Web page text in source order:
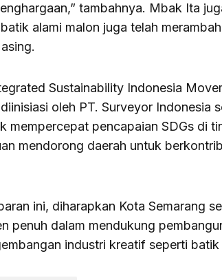
tambahnya. Mbak Ita
alami malon juga telah
Sustainability Indonesia
oleh PT. Surveyor Indonesia
mempercepat pencapaian SDGs di
mendorong daerah untuk
ini, diharapkan Kota Semarang
penuh dalam mendukung
industri kreatif seperti